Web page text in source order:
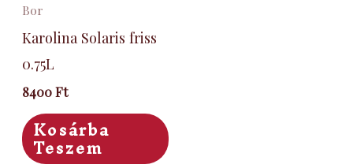
Bor
Karolina Solaris friss
0.75L
8400Ft
Kosárba
Teszem